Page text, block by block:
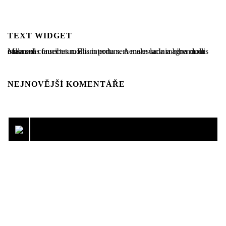
TEXT WIDGET
Maecenas faucibus mollis interdum. Aenean lacinia bibendum nulla sed consectetur. Etiam porta sem malesuada magna mollis euismod.
NEJNOVĚJŠÍ KOMENTÁŘE